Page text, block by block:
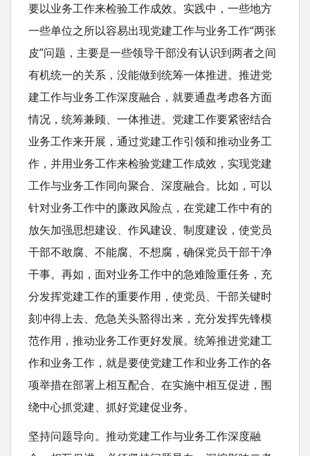
要以业务工作来检验工作成效。实践中，一些地方
一些单位之所以容易出现党建工作与业务工作“两张
皮”问题，主要是一些领导干部没有认识到两者之间
有机统一的关系，没能做到统筹一体推进。推进党
建工作与业务工作深度融合，就要通盘考虑各方面
情况，统筹兼顾、一体推进。党建工作要紧密结合
业务工作来开展，通过党建工作引领和推动业务工
作，并用业务工作来检验党建工作成效，实现党建
工作与业务工作同向聚合、深度融合。比如，可以
针对业务工作中的廉政风险点，在党建工作中有的
放矢加强思想建设、作风建设、制度建设，使党员
干部不敢腐、不能腐、不想腐，确保党员干部干净
干事。再如，面对业务工作中的急难险重任务，充
分发挥党建工作的重要作用，使党员、干部关键时
刻冲得上去、危急关头豁得出来，充分发挥先锋模
范作用，推动业务工作更好发展。统筹推进党建工
作和业务工作，就是要使党建工作和业务工作的各
项举措在部署上相互配合、在实施中相互促进，围
绕中心抓党建、抓好党建促业务。
坚持问题导向。推动党建工作与业务工作深度融